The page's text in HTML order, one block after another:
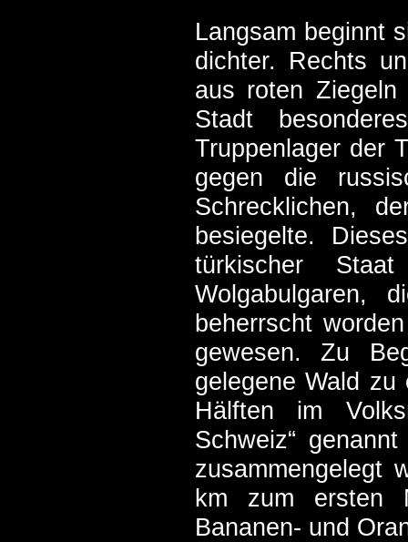
Langsam beginnt
dichter. Rechts
aus roten
Stadt
Truppenlager der
gegen die
Schrecklichen,
besiegelte.
türkischer
Wolgabulgaren,
beherrscht
gewesen. Zu
gelegene Wald zu
Hälften im
Schweiz“
zusammengelegt
km zum ersten
Bananen- und